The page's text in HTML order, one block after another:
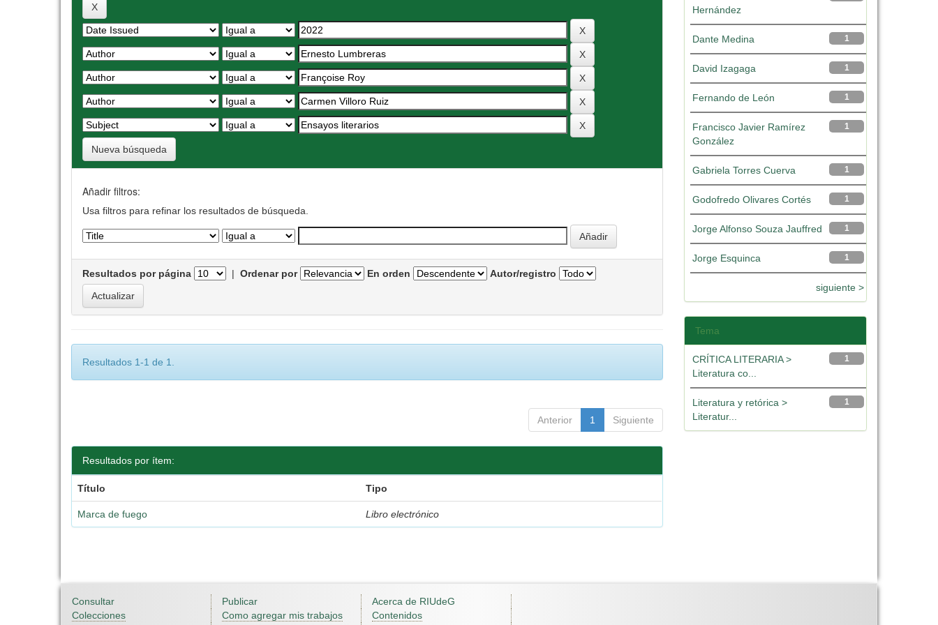
Nueva búsqueda
Añadir filtros:
Usa filtros para refinar los resultados de búsqueda.
Resultados por página | Ordenar por En orden Autor/registro
Resultados 1-1 de 1.
Anterior 1 Siguiente
Resultados por ítem:
Título Tipo
Marca de fuego Libro electrónico
Hernández
1
Dante Medina
1
David Izagaga
1
Fernando de León
1
Francisco Javier Ramírez
González
1
Gabriela Torres Cuerva
1
Godofredo Olivares Cortés
1
Jorge Alfonso Souza Jauffred
1
Jorge Esquinca
siguiente >
Tema
1
CRÍTICA LITERARIA >
Literatura co...
1
Literatura y retórica >
Literatur...
Consultar
Colecciones
Publicar
Como agregar mis trabajos
Acerca de RIUdeG
Contenidos